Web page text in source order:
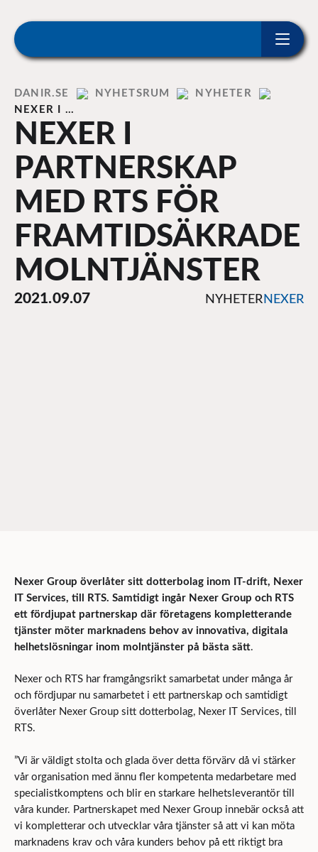
Home
DANIR NYHETSRUM
NYHETER
NEXER I …
NEXER I
PARTNERSKAP
MED RTS FÖR
FRAMTIDSÄKRADE
MOLNTJÄNSTER
2021.09.07 NYHETER NEXER
Nexer Group överlåter sitt dotterbolag inom IT-drift, Nexer
IT Services, till RTS. Samtidigt ingår Nexer Group och RTS
ett fördjupat partnerskap där företagens kompletterande
tjänster möter marknadens behov av innovativa, digitala
helhetslösningar inom molntjänster på bästa sätt.
Nexer och RTS har framgångsrikt samarbetat under många år
och fördjupar nu samarbetet i ett partnerskap och samtidigt
överlåter Nexer Group sitt dotterbolag, Nexer IT Services, till
RTS.
”Vi är väldigt stolta och glada över detta förvärv då vi stärker
vår organisation med ännu fler kompetenta medarbetare med
specialistkomptens och blir en starkare helhetsleverantör till
våra kunder. Partnerskapet med Nexer Group innebär också att
vi kompletterar och utvecklar våra tjänster så att vi kan möta
marknadens krav och våra kunders behov på ett riktigt bra